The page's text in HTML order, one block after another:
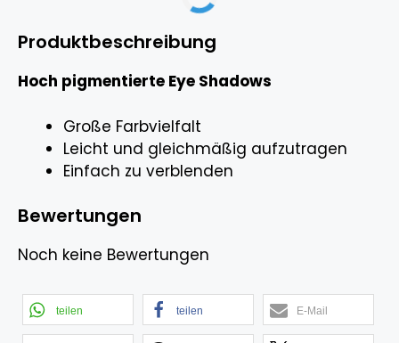
Produktbeschreibung
Hoch pigmentierte Eye Shadows
Große Farbvielfalt
Leicht und gleichmäßig aufzutragen
Einfach zu verblenden
Bewertungen
Noch keine Bewertungen
teilen teilen E-Mail